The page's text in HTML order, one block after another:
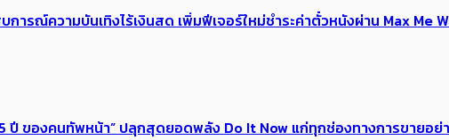
การณ์ความบันเทิงไร้เงินสด เพิ่มฟีเจอร์ใหม่ชำระค่าตั๋วหนังผ่าน Max
ปี ของคนทัพหน้า” ปลุกสุดยอดพลัง Do It Now แก่ทุกช่องทางการขาย